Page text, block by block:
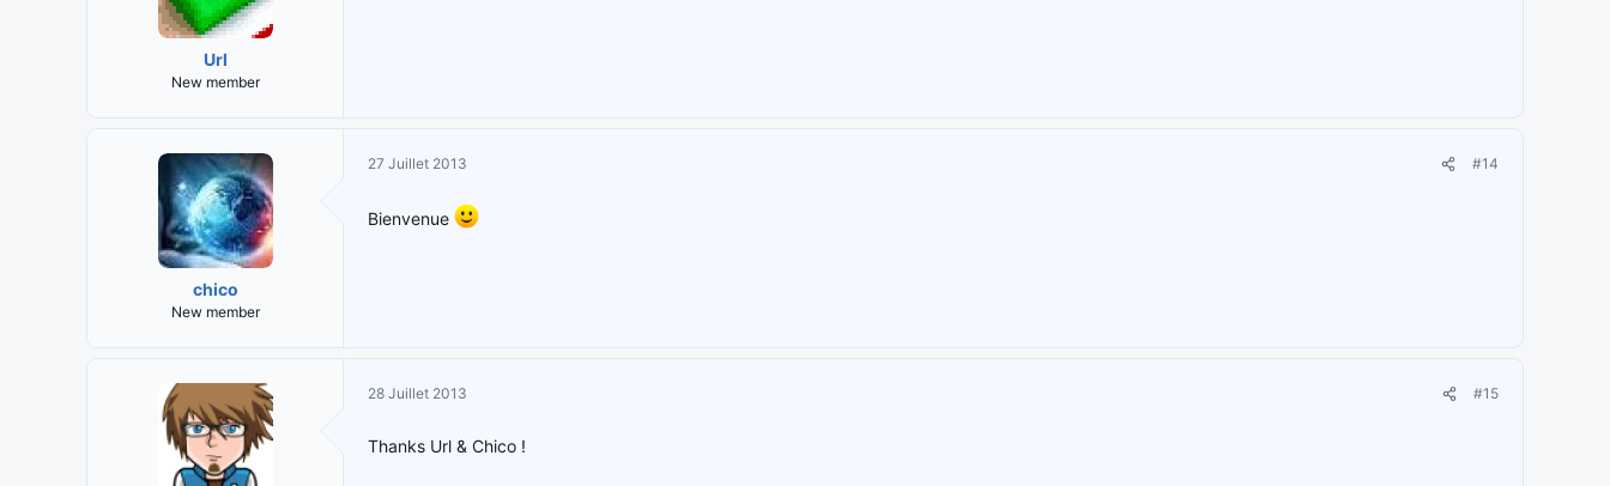
Url
New member
chico
New member
27 Juillet 2013 #14
Bienvenue
28 Juillet 2013 #15
Thanks Url & Chico !